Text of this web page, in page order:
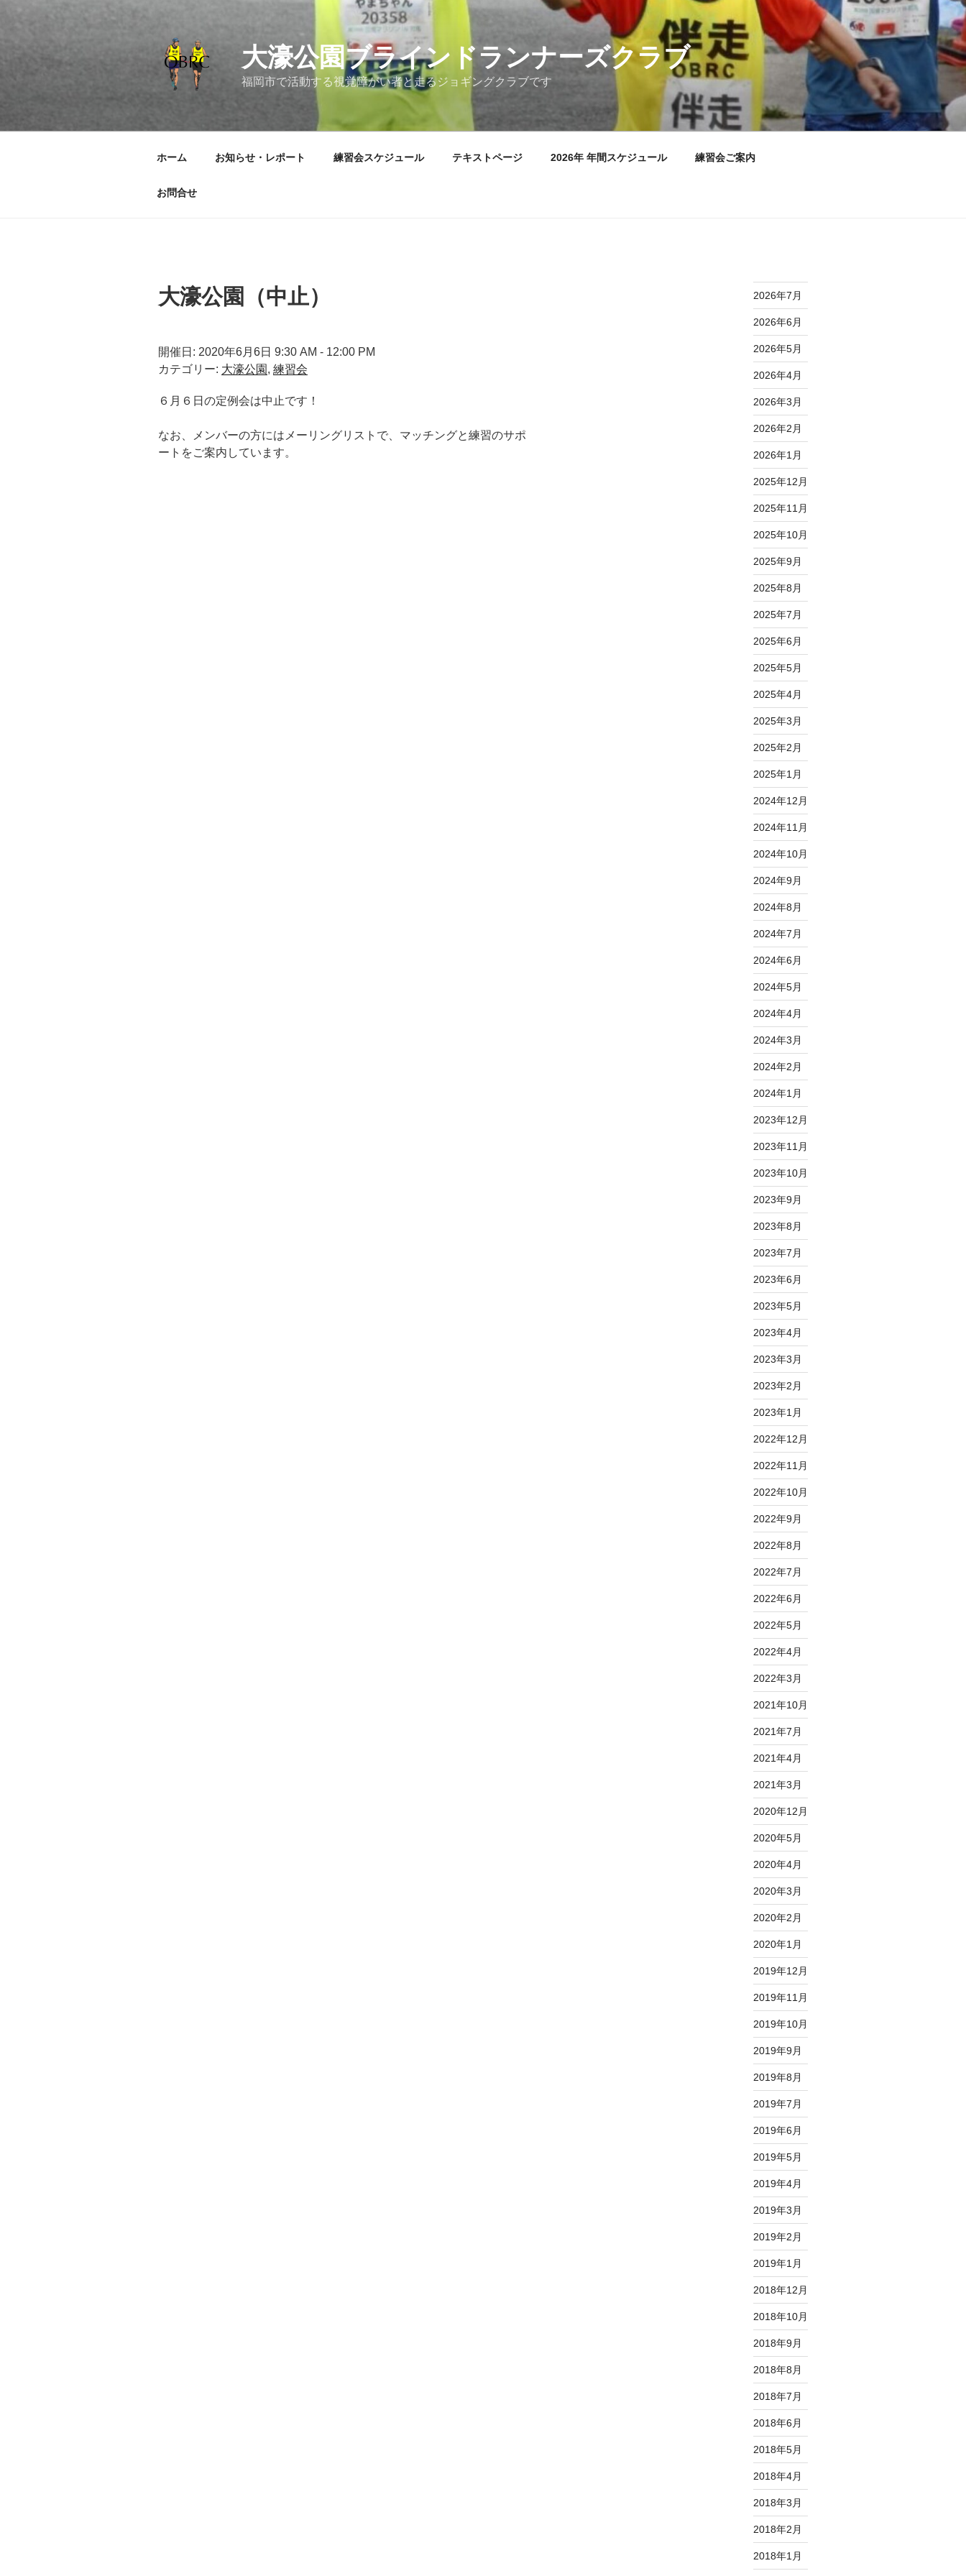
キ
大濠公園ブラインドランナーズクラブ
福岡市で活動する視覚障がい者と走るジョギングクラブです
ホーム お知らせ・レポート 練習会スケジュール テキストページ 2026年 年間スケジュール 練習会ご案内
お問合せ
大濠公園（中止）
開催日: 2020年6月6日 9:30 AM - 12:00 PM
カテゴリー: 大濠公園 , 練習会
６月６日の定例会は中止です！
なお、メンバーの方にはメーリングリストで、マッチングと練習のサポ
ートをご案内しています。
2026年7月
2026年6月
2026年5月
2026年4月
2026年3月
2026年2月
2026年1月
2025年12月
2025年11月
2025年10月
2025年9月
2025年8月
2025年7月
2025年6月
2025年5月
2025年4月
2025年3月
2025年2月
2025年1月
2024年12月
2024年11月
2024年10月
2024年9月
2024年8月
2024年7月
2024年6月
2024年5月
2024年4月
2024年3月
2024年2月
2024年1月
2023年12月
2023年11月
2023年10月
2023年9月
2023年8月
2023年7月
2023年6月
2023年5月
2023年4月
2023年3月
2023年2月
2023年1月
2022年12月
2022年11月
2022年10月
2022年9月
2022年8月
2022年7月
2022年6月
2022年5月
2022年4月
2022年3月
2021年10月
2021年7月
2021年4月
2021年3月
2020年12月
2020年5月
2020年4月
2020年3月
2020年2月
2020年1月
2019年12月
2019年11月
2019年10月
2019年9月
2019年8月
2019年7月
2019年6月
2019年5月
2019年4月
2019年3月
2019年2月
2019年1月
2018年12月
2018年10月
2018年9月
2018年8月
2018年7月
2018年6月
2018年5月
2018年4月
2018年3月
2018年2月
2018年1月